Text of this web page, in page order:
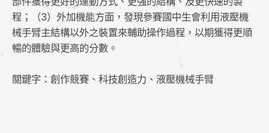
程；（3）外加機能方面，發現參賽國中生會利用液壓機
械手臂主結構以外之裝置來輔助操作過程，以期獲得更順
暢的體驗與更高的分數。
關鍵字：創作競賽、科技創造力、液壓機械手臂